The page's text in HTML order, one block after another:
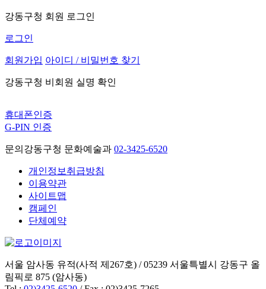
강동구청 회원 로그인
로그인
회원가입 아이디 / 비밀번호 찾기
강동구청 비회원 실명 확인
휴대폰인증
G-PIN 인증
문의 강동구청 문화예술과 02-3425-6520
개인정보취급방침
이용약관
사이트맵
캠페인
단체예약
서울 암사동 유적(사적 제267호) / 05239 서울특별시 강동구 올
림픽로 875 (암사동)